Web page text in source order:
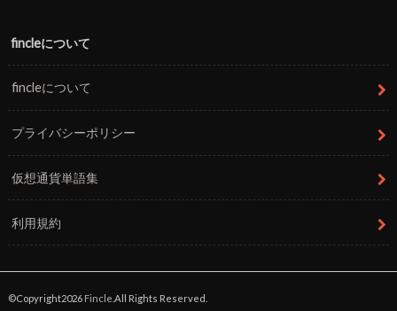
fincleについて
fincleについて
プライバシーポリシー
仮想通貨単語集
利用規約
©Copyright2026 Fincle .All Rights Reserved.